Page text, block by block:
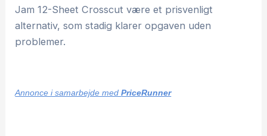
Jam 12-Sheet Crosscut være et prisvenligt
alternativ, som stadig klarer opgaven uden
problemer.
Annonce i samarbejde medPriceRunner